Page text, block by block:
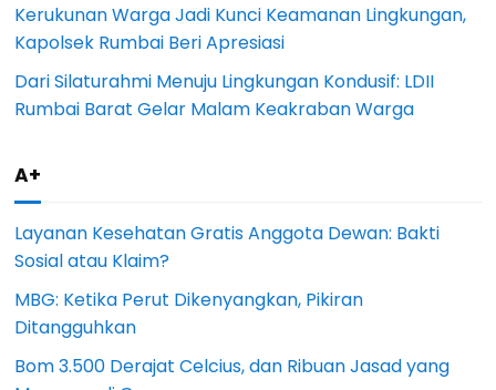
Kerukunan Warga Jadi Kunci Keamanan Lingkungan,
Kapolsek Rumbai Beri Apresiasi
Dari Silaturahmi Menuju Lingkungan Kondusif: LDII
Rumbai Barat Gelar Malam Keakraban Warga
A+
Layanan Kesehatan Gratis Anggota Dewan: Bakti
Sosial atau Klaim?
MBG: Ketika Perut Dikenyangkan, Pikiran
Ditangguhkan
Bom 3.500 Derajat Celcius, dan Ribuan Jasad yang